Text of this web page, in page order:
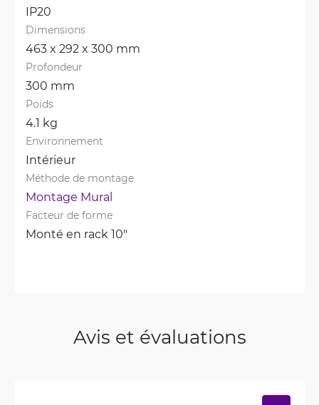
IP20
Dimensions
463 x 292 x 300 mm
Profondeur
300 mm
Poids
4.1 kg
Environnement
Intérieur
Méthode de montage
Montage Mural
Facteur de forme
Monté en rack 10"
Avis et évaluations